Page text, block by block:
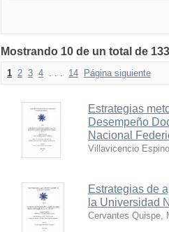
Mostrando 10 de un total de
1 2 3 4 . . . 14 Página siguiente
Estrategias
Desempeño
Nacional
Villavicencio
Estrategias de
la Universidad
Cervantes Quispe,